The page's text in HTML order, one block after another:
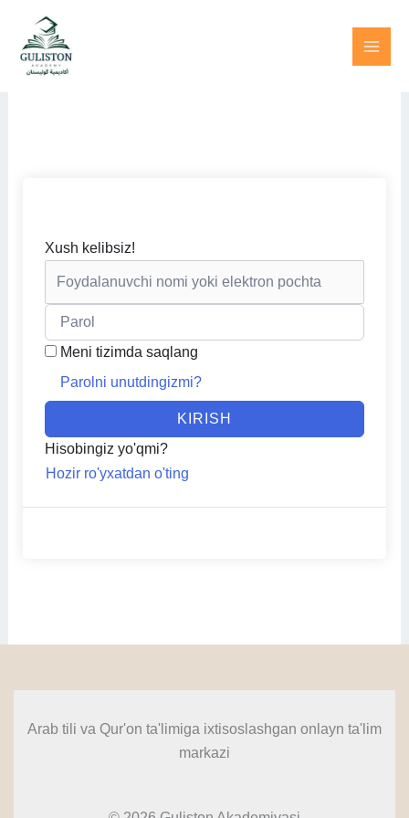
content
Xush kelibsiz!
Meni tizimda saqlang
Parolni unutdingizmi?
KIRISH
Hisobingiz yo'qmi?
Hozir ro'yxatdan o'ting
Arab tili va Qur'on ta'limiga ixtisoslashgan onlayn ta'lim
markazi